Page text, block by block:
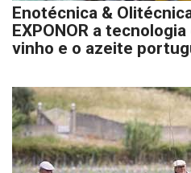
Enotécnica &
EXPONOR a
vinho e o azeite